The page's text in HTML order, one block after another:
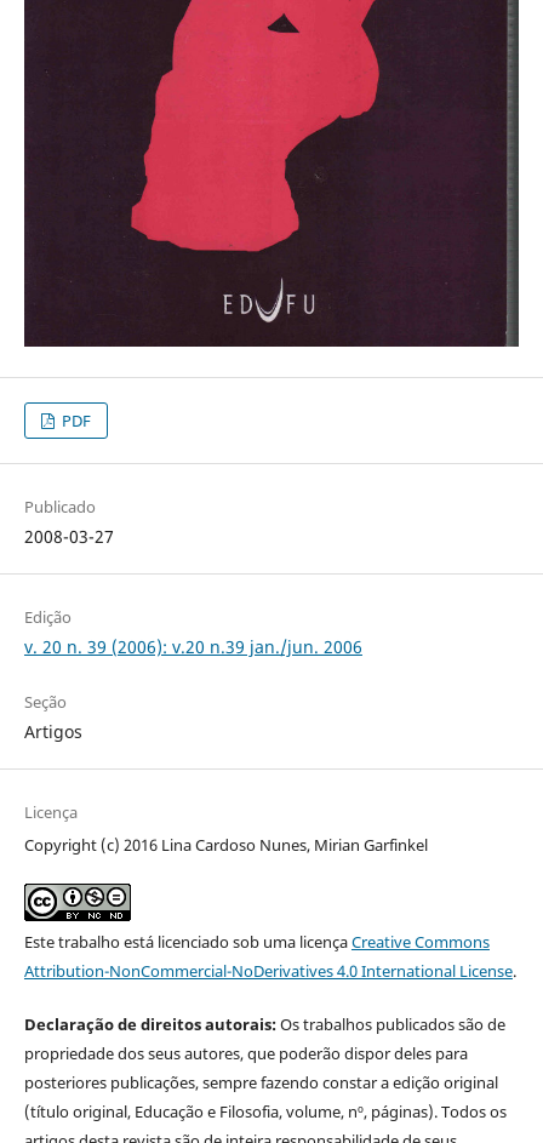
PDF
Publicado
2008-03-27
Edição
v. 20 n. 39 (2006): v.20 n.39 jan./jun. 2006
Seção
Artigos
Licença
Copyright (c) 2016 Lina Cardoso Nunes, Mirian Garfinkel
Este trabalho está licenciado sob uma licençaCreative Commons
Attribution-NonCommercial-NoDerivatives 4.0 International License.
Declaração de direitos autorais:Os trabalhos publicados são de
propriedade dos seus autores, que poderão dispor deles para
posteriores publicações, sempre fazendo constar a edição original
(título original, Educação e Filosofia, volume, nº, páginas). Todos os